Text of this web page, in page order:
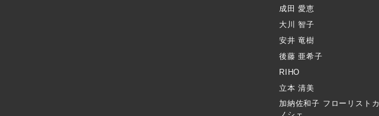
成田 愛恵
大川 智子
安井 竜樹
後藤 亜希子
RIHO
立本 清美
加納佐和子 フローリストカ